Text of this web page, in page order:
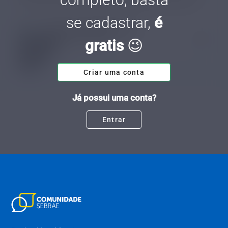
vezes parece simples, entretanto alguns detalhes como o domínio são
Guilherme Santiago Ribeiro Silva
se cadastrar, é
gratis😉
Criar uma conta
Já possui uma conta?
Entrar